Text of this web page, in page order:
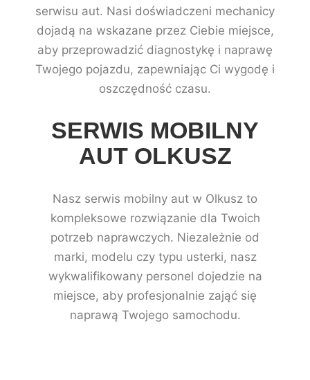
serwisu aut. Nasi doświadczeni mechanicy
dojadą na wskazane przez Ciebie miejsce,
aby przeprowadzić diagnostykę i naprawę
Twojego pojazdu, zapewniając Ci wygodę i
oszczędność czasu.
SERWIS MOBILNY
AUT OLKUSZ
Nasz serwis mobilny aut w Olkusz to
kompleksowe rozwiązanie dla Twoich
potrzeb naprawczych. Niezależnie od
marki, modelu czy typu usterki, nasz
wykwalifikowany personel dojedzie na
miejsce, aby profesjonalnie zająć się
naprawą Twojego samochodu.